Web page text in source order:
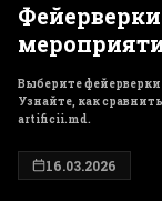
Выберите
Узнайте, как
artificii.md.
16.03.2026